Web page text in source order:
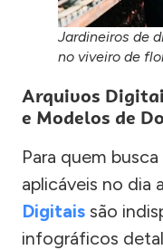
Jardineiros de
no viveiro de
Arquivos
e Modelos de
Para quem
aplicáveis no dia
Digitais são
infográficos